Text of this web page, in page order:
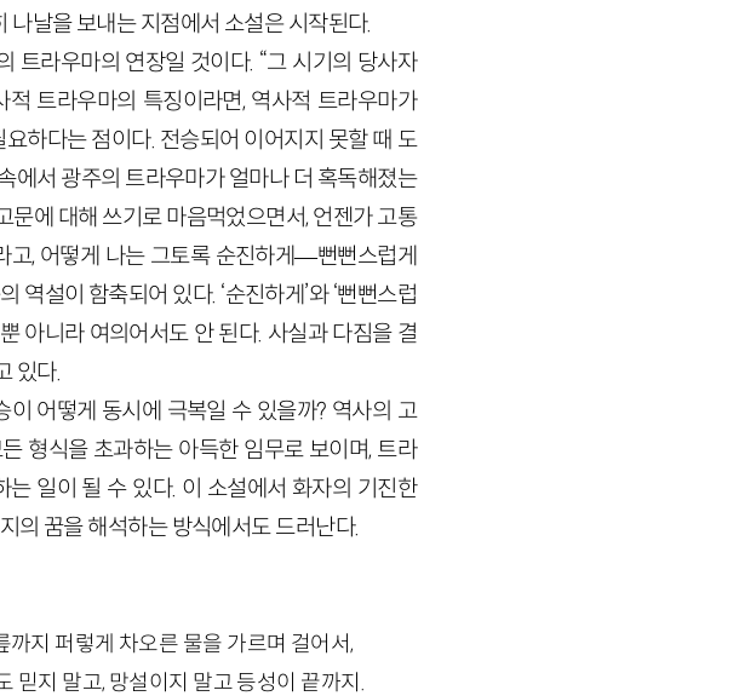
날을 보내는 지점에서 소설은 시작된다.
트라우마의 연장일 것이다. “그 시기의 당사자
적 트라우마의 특징이라면, 역사적 트라우마가
하다는 점이다. 전승되어 이어지지 못할 때 도
에서 광주의 트라우마가 얼마나 더 혹독해졌는
문에 대해 쓰기로 마음먹었으면서, 언젠가 고통
고, 어떻게 나는 그토록 순진하게—뻔뻔스럽게
설이 함축되어 있다. ‘순진하게’와 ‘뻔뻔스럽
아니라 여의어서도 안 된다. 사실과 다짐을 결
있다.
어떻게 동시에 극복일 수 있을까? 역사의 고
형식을 초과하는 아득한 임무로 보이며, 트라
는 일이 될 수 있다. 이 소설에서 화자의 기진한
의 꿈을 해석하는 방식에서도 드러난다.
지 퍼렇게 차오른 물을 가르며 걸어서,
믿지 말고, 망설이지 말고 등성이 끝까지.